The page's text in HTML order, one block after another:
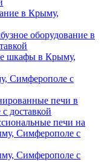
в Крыму,
оборудование в
шкафы в Крыму,
Симферополе с
печи в
доставкой
печи на
Симферополе с
Симферополе с